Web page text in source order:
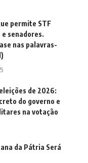
permite STF
senadores.
nas palavras-
de 2026:
do governo e
na votação
da Pátria Será